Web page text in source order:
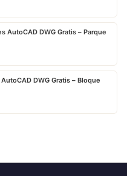
AutoCAD DWG Gratis – Parque
DWG Gratis – Bloque